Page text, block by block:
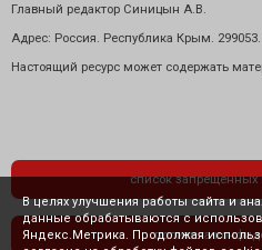
Главный редактор Синицын А.В.
Адрес: Россия. Республика Крым.
Настоящий ресурс может содержать
список запрещенных
политика
В целях улучшения работы сайта и
данные обрабатываются с
Яндекс.Метрика. Продолжая